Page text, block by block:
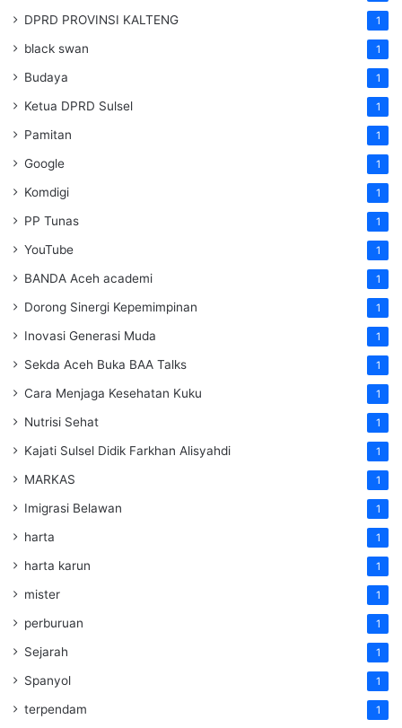
DPRD PROVINSI KALTENG 1
black swan 1
Budaya 1
Ketua DPRD Sulsel 1
Pamitan 1
Google 1
Komdigi 1
PP Tunas 1
YouTube 1
BANDA Aceh academi 1
Dorong Sinergi Kepemimpinan 1
Inovasi Generasi Muda 1
Sekda Aceh Buka BAA Talks 1
Cara Menjaga Kesehatan Kuku 1
Nutrisi Sehat 1
Kajati Sulsel Didik Farkhan Alisyahdi 1
MARKAS 1
Imigrasi Belawan 1
harta 1
harta karun 1
mister 1
perburuan 1
Sejarah 1
Spanyol 1
terpendam 1